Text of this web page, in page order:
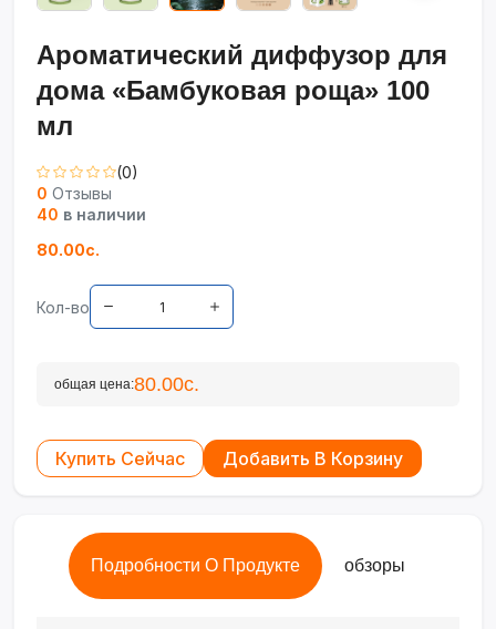
Ароматический диффузор для
дома «Бамбуковая роща» 100
мл
(0)
0 Отзывы
40 в наличии
80.00с.
Кол-во
общая цена:80.00с.
Купить Сейчас Добавить В Корзину
Подробности О Продукте обзоры